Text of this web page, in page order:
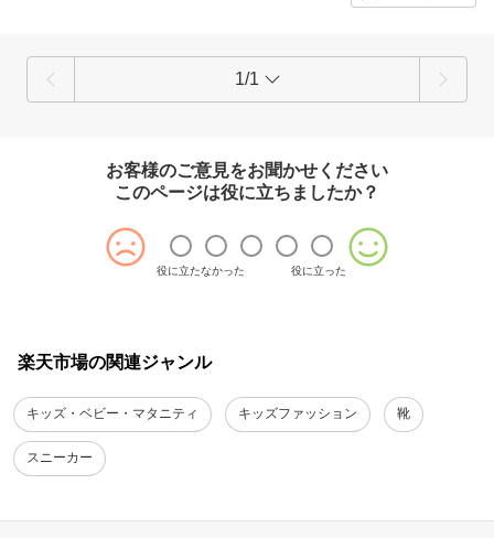
1/1
お客様のご意見をお聞かせください
このページは役に立ちましたか？
役に立たなかった 役に立った
楽天市場の関連ジャンル
キッズ・ベビー・マタニティ キッズファッション 靴
スニーカー